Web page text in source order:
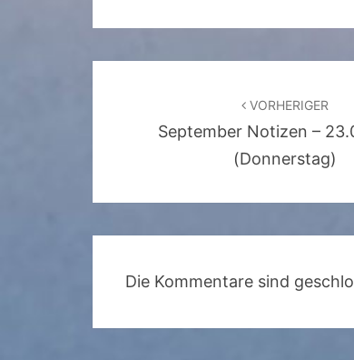
Beitragsnavigation
VORHERIGER
September Notizen –
(Donnerstag)
Die Kommentare sind